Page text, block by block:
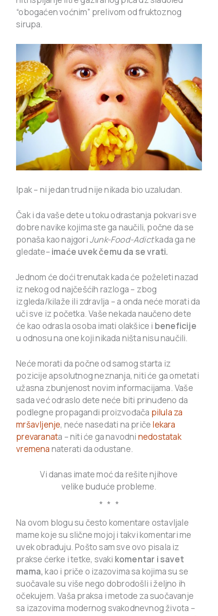
“obogaćen voćnim” prelivom od fruktoznog
sirupa.
Ipak – ni jedan trud nije nikada bio uzaludan.
Čak i da vaše dete u toku odrastanja pokvari sve
dobre navike kojima ste ga naučili, počne da se
ponaša kao najgoriJunk-Food-Adictkada ga ne
gledate– imaće uvek čemu da se vrati.
Jednom će doći trenutak kada će poželeti nazad
iz nekog od najčešćih razloga – zbog
izgleda/kilaže ili zdravlja – a onda neće morati da
uči sve iz početka. Vaše nekada naučeno dete
će kao odrasla osoba imati olakšice i beneficije
u odnosu na one koji nikada ništa nisu naučili.
Neće morati da počne od samog starta iz
pozicije apsolutnog neznanja, niti će ga ometati
užasna zbunjenost novim informacijama. Vaše
sada već odraslo dete neće biti prinuđeno da
podlegne propagandi proizvođača pilula za
mršavljenje, neće nasedati na priče lekara
prevaranata – niti će ga navodni nedostatak
vremena naterati da odustane.
Vi danas imate moć da rešite njihove
velike buduće probleme.
* * *
Na ovom blogu su često komentare ostavljale
mame koje su slične mojoj i takvi komentari me
uvek obraduju. Pošto sam sve ovo pisala iz
prakse ćerke i tetke, svaki komentar i savet
mama, kao i priče o izazovima sa kojima su se
suočavale su više nego dobrodošli i željno ih
očekujem. Vaša praksa i metode za suočavanje
sa izazovima modernog svakodnevnog života –